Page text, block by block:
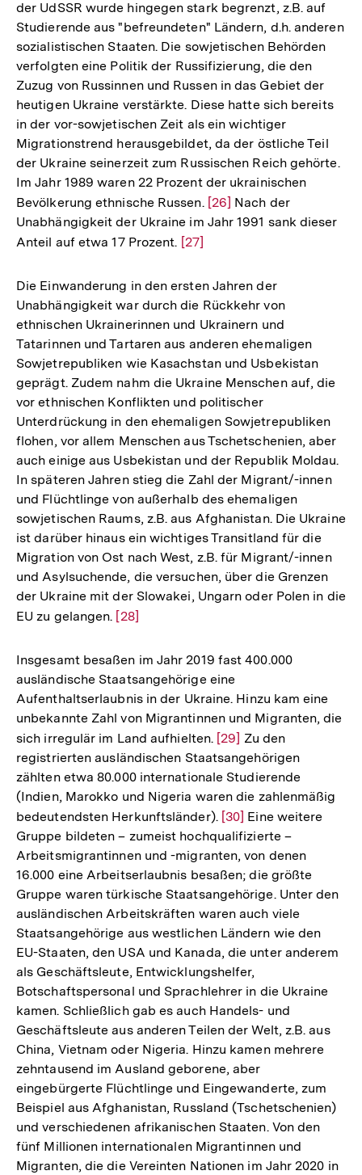
der UdSSR wurde hingegen stark begrenzt, z.B. auf
Studierende aus "befreundeten" Ländern, d.h. anderen
sozialistischen Staaten. Die sowjetischen Behörden
verfolgten eine Politik der Russifizierung, die den
Zuzug von Russinnen und Russen in das Gebiet der
heutigen Ukraine verstärkte. Diese hatte sich bereits
in der vor-sowjetischen Zeit als ein wichtiger
Migrationstrend herausgebildet, da der östliche Teil
der Ukraine seinerzeit zum Russischen Reich gehörte.
Im Jahr 1989 waren 22 Prozent der ukrainischen
Bevölkerung ethnische Russen. Zur
Auflösung
[26] Nach der
Unabhängigkeit der Ukraine im Jahr 1991 sank dieser
Anteil auf etwa 17 Prozent. Zur
der
Fußnote
[27]
Die Einwanderung in den ersten Jahren der
Unabhängigkeit war durch die Rückkehr von
ethnischen Ukrainerinnen und Ukrainern und
Tatarinnen und Tartaren aus anderen ehemaligen
Sowjetrepubliken wie Kasachstan und Usbekistan
geprägt. Zudem nahm die Ukraine Menschen auf, die
vor ethnischen Konflikten und politischer
Unterdrückung in den ehemaligen Sowjetrepubliken
flohen, vor allem Menschen aus Tschetschenien, aber
auch einige aus Usbekistan und der Republik Moldau.
In späteren Jahren stieg die Zahl der Migrant/-innen
und Flüchtlinge von außerhalb des ehemaligen
sowjetischen Raums, z.B. aus Afghanistan. Die Ukraine
ist darüber hinaus ein wichtiges Transitland für die
Migration von Ost nach West, z.B. für Migrant/-innen
und Asylsuchende, die versuchen, über die Grenzen
der Ukraine mit der Slowakei, Ungarn oder Polen in die
EU zu gelangen. Zur
der
Fußnote
[28]
Insgesamt besaßen im Jahr 2019 fast 400.000
ausländische Staatsangehörige eine
Aufenthaltserlaubnis in der Ukraine. Hinzu kam eine
unbekannte Zahl von Migrantinnen und Migranten, die
sich irregulär im Land aufhielten. Zur
Auflösung
der
Fußnote
[29] Zu den
registrierten ausländischen Staatsangehörigen
zählten etwa 80.000 internationale Studierende
(Indien, Marokko und Nigeria waren die zahlenmäßig
bedeutendsten Herkunftsländer). Zur
Auflösung
der
Fußnote
[30] Eine weitere
Gruppe bildeten – zumeist hochqualifizierte –
Arbeitsmigrantinnen und -migranten, von denen
16.000 eine Arbeitserlaubnis besaßen; die größte
Gruppe waren türkische Staatsangehörige. Unter den
ausländischen Arbeitskräften waren auch viele
Staatsangehörige aus westlichen Ländern wie den
EU-Staaten, den USA und Kanada, die unter anderem
als Geschäftsleute, Entwicklungshelfer,
Botschaftspersonal und Sprachlehrer in die Ukraine
kamen. Schließlich gab es auch Handels- und
Geschäftsleute aus anderen Teilen der Welt, z.B. aus
China, Vietnam oder Nigeria. Hinzu kamen mehrere
zehntausend im Ausland geborene, aber
eingebürgerte Flüchtlinge und Eingewanderte, zum
Beispiel aus Afghanistan, Russland (Tschetschenien)
und verschiedenen afrikanischen Staaten. Von den
fünf Millionen internationalen Migrantinnen und
Migranten, die die Vereinten Nationen im Jahr 2020 in